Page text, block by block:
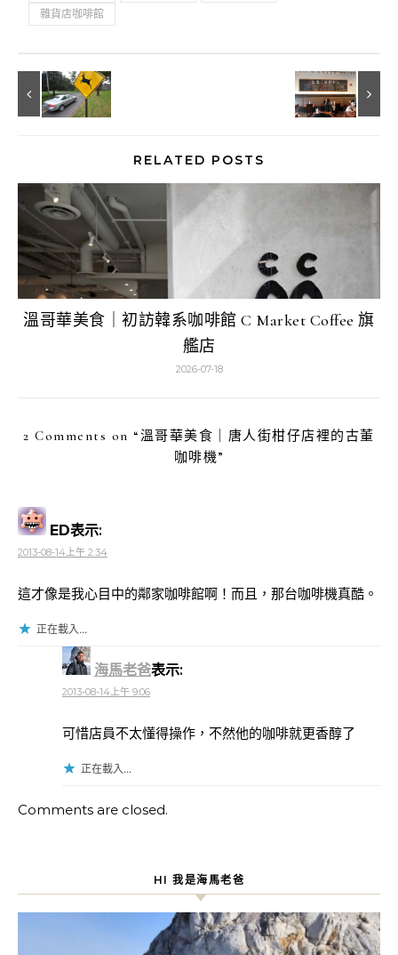
雜貨店咖啡館
RELATED POSTS
溫哥華美食｜初訪韓系咖啡館 C Market Coffee 旗
艦店
2026-07-18
2 Comments on “溫哥華美食｜唐人街柑仔店裡的古董
咖啡機”
ED表示:
2013-08-14上午 2:34
這才像是我心目中的鄰家咖啡館啊！而且，那台咖啡機真酷。
正在載入...
海馬老爸表示:
2013-08-14上午 9:06
可惜店員不太懂得操作，不然他的咖啡就更香醇了
正在載入...
Comments are closed.
HI 我是海馬老爸